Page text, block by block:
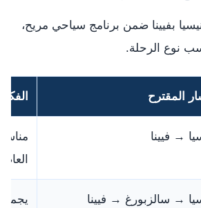
بفيينا ضمن برنامج سياحي مريح،
نوع الرحلة.
المقترح
→ فيينا
→ سالزبورغ → فيينا يجمع